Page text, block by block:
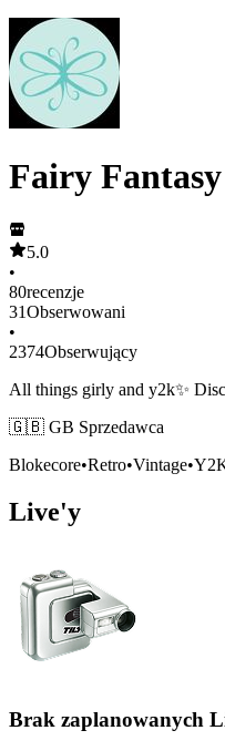
Fairy Fantasy
5.0
•
80recenzje
31Obserwowani
•
2374Obserwujący
All things girly and y2k✨
🇬🇧 GB Sprzedawca
Blokecore•Retro•Vintage•
Live'y
Brak zaplanowanych